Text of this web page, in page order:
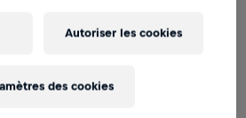
PRODUIT A TOUT
Autoriser les cookies
des cookies